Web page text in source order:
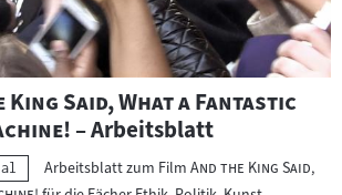
King Said, What a Fantastic
"
– Arbeitsblatt
Arbeitsblatt zum Film "
And the King Said,